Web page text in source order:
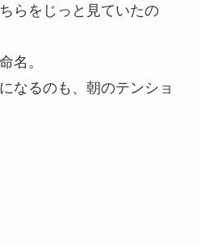
らをじっと見ていたの
名。
なるのも、朝のテンショ